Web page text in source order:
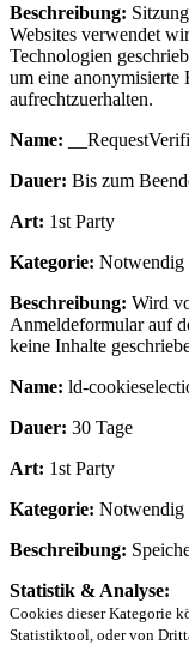
Beschreibung:
Websites verwendet
Technologien
um eine anonymisierte
aufrechtzuerhalten.
Name:
Dauer: Bis zum
Art: 1st Party
Kategorie: Notwendig
Beschreibung: Wird
Anmeldeformular auf
keine Inhalte
Name: ld-
Dauer: 30 Tage
Art: 1st Party
Kategorie: Notwendig
Beschreibung:
Statistik & Analyse:
Cookies dieser Kategorie
Statistiktool, oder von